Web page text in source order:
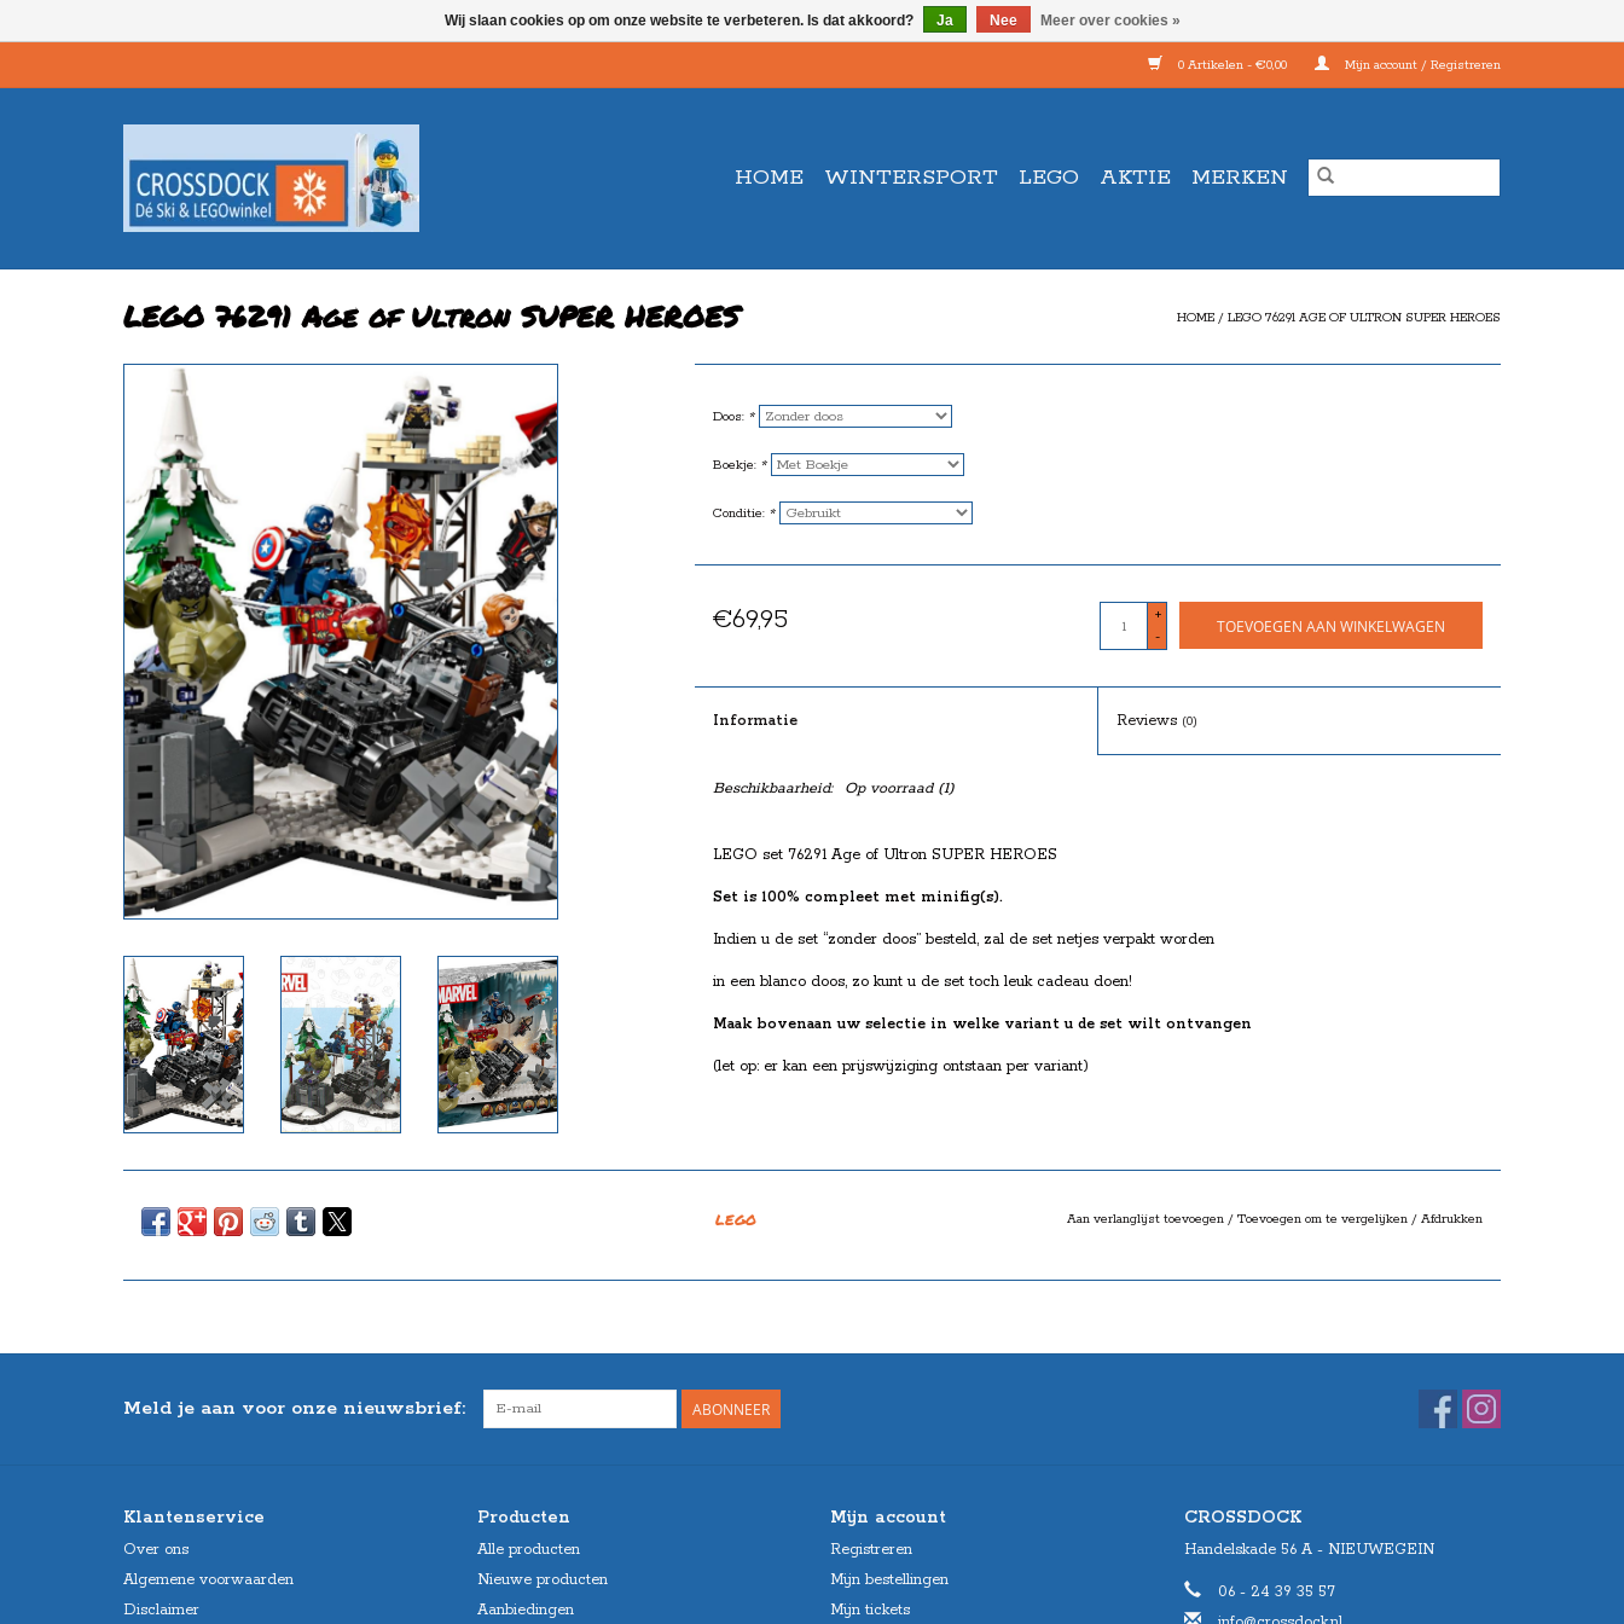
0 Artikelen - €0,00 Mijn account / Registreren
HOME WINTERSPORT LEGO AKTIE MERKEN
LEGO 76291 Age of Ultron SUPER HEROES HOME / LEGO 76291 AGE OF ULTRON SUPER HEROES
Doos: *
Boekje: *
Conditie: *
€69,95
+
-
TOEVOEGEN AAN WINKELWAGEN
Informatie Reviews (0)
Beschikbaarheid: Op voorraad(1)
LEGO set 76291 Age of Ultron SUPER HEROES
Set is 100% compleet met minifig(s).
Indien u de set “zonder doos” besteld, zal de set netjes verpakt worden
in een blanco doos, zo kunt u de set toch leuk cadeau doen!
Maak bovenaan uw selectie in welke variant u de set wilt ontvangen
(let op: er kan een prijswijziging ontstaan per variant)
LEGO Aan verlanglijst toevoegen / Toevoegen om te vergelijken / Afdrukken
Meld je aan voor onze nieuwsbrief: ABONNEER
Klantenservice
Over ons
Algemene voorwaarden
Disclaimer
Producten
Alle producten
Nieuwe producten
Aanbiedingen
Mijn account
Registreren
Mijn bestellingen
Mijn tickets
CROSSDOCK
Handelskade 56 A - NIEUWEGEIN
06 - 24 39 35 57
Wij slaan cookies op om onze website te verbeteren. Is dat akkoord? Ja Nee Meer over cookies »